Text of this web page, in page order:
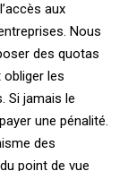
aux
Nous
des quotas
les
Si jamais le
une pénalité.
des
point de vue